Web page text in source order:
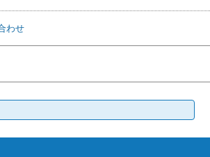
わせ